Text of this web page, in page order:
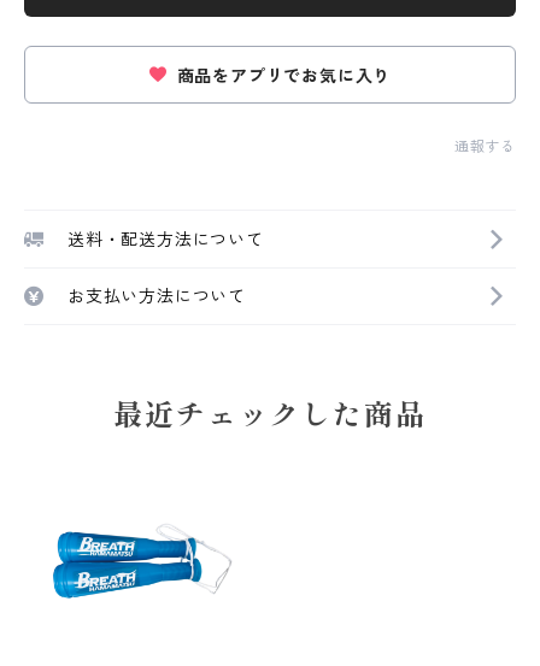
商品をアプリでお気に入り
通報する
送料・配送方法について
お支払い方法について
最近チェックした商品